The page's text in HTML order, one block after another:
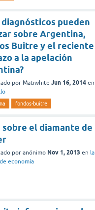
diagnósticos pueden
sobre Argentina,
Buitre y el reciente
a la apelación
por Matiwhite Jun 16, 2014 en
fondos-buitre
sobre el diamante de
por anónimo Nov 1, 2013 en la
economía